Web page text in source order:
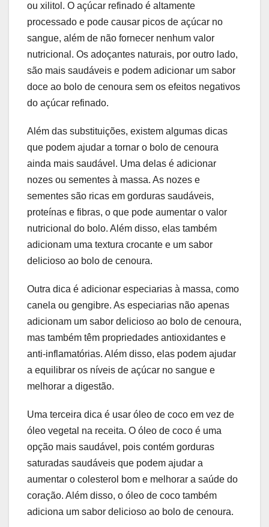
ou xilitol. O açúcar refinado é altamente
processado e pode causar picos de açúcar no
sangue, além de não fornecer nenhum valor
nutricional. Os adoçantes naturais, por outro lado,
são mais saudáveis e podem adicionar um sabor
doce ao bolo de cenoura sem os efeitos negativos
do açúcar refinado.
Além das substituições, existem algumas dicas
que podem ajudar a tornar o bolo de cenoura
ainda mais saudável. Uma delas é adicionar
nozes ou sementes à massa. As nozes e
sementes são ricas em gorduras saudáveis,
proteínas e fibras, o que pode aumentar o valor
nutricional do bolo. Além disso, elas também
adicionam uma textura crocante e um sabor
delicioso ao bolo de cenoura.
Outra dica é adicionar especiarias à massa, como
canela ou gengibre. As especiarias não apenas
adicionam um sabor delicioso ao bolo de cenoura,
mas também têm propriedades antioxidantes e
anti-inflamatórias. Além disso, elas podem ajudar
a equilibrar os níveis de açúcar no sangue e
melhorar a digestão.
Uma terceira dica é usar óleo de coco em vez de
óleo vegetal na receita. O óleo de coco é uma
opção mais saudável, pois contém gorduras
saturadas saudáveis que podem ajudar a
aumentar o colesterol bom e melhorar a saúde do
coração. Além disso, o óleo de coco também
adiciona um sabor delicioso ao bolo de cenoura.